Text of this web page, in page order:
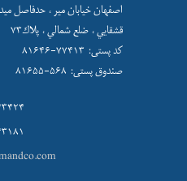
اصفهان خيابان مير ، حدفاصل
قشقايي ، ضلع شمالي ، پلاك۷۳
کد پستی: ۷۷۴۱۳-۸۱۶۴۶
صندوق پستی: ۵۶۸-۸۱۶۵۵
+۹۸
+۹۸